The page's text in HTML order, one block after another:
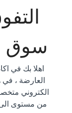
سوق
اهلا بك في
العارضة ،
الكتروني
من مستوى